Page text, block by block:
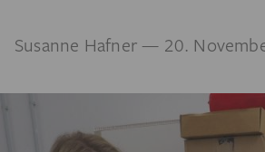
Susanne Hafner— 20.